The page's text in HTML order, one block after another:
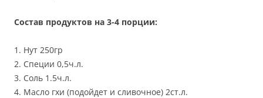
Состав продуктов на 3-4 порции:
1. Нут 250гр
2. Специи 0,5ч.л.
3. Соль 1.5ч.л.
4. Масло гхи (подойдет и сливочное) 2ст.л.